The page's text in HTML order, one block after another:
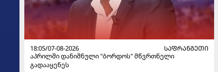
18:05/07-08-2026
ᲡᲐᲤᲠᲐᲜᲒᲔᲗᲘ
აპრილში დანიშნული "ბორდოს" მწვრთნელი
გადააყენეს